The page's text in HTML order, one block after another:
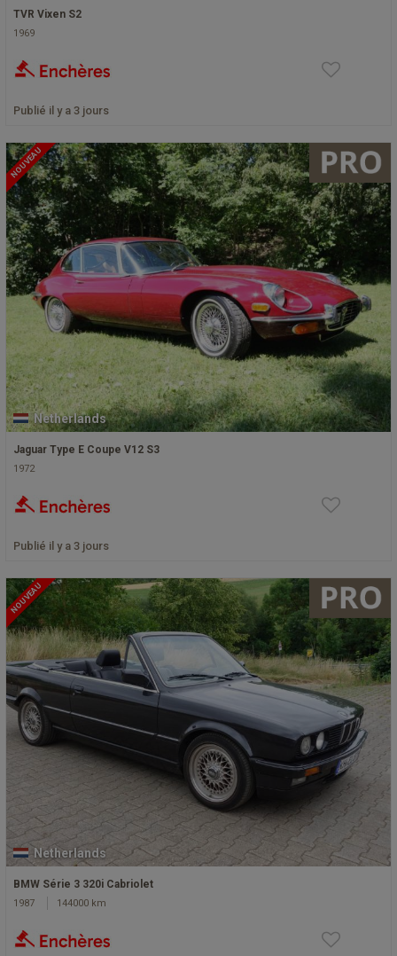
TVR Vixen S2
1969
Publié il y a 3 jours
NOUVEAU
Netherlands
Jaguar Type E Coupe V12 S3
1972
Publié il y a 3 jours
NOUVEAU
Netherlands
BMW Série 3 320i Cabriolet
1987 144000 km